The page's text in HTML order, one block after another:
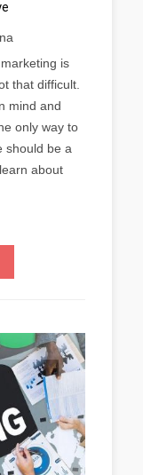
is
that difficult.
mind and
only way to
should be a
about